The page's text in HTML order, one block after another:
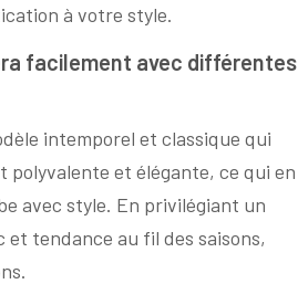
à votre style.
facilement avec différentes
intemporel et classique qui
polyvalente et élégante, ce qui en
avec style. En privilégiant un
tendance au fil des saisons,